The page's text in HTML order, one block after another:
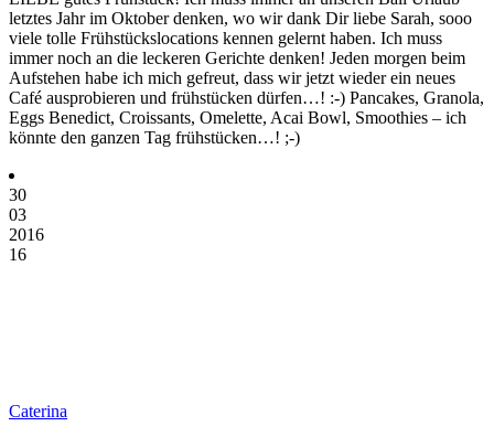
letztes Jahr im Oktober denken, wo wir dank Dir liebe Sarah, sooo
viele tolle Frühstückslocations kennen gelernt haben. Ich muss
immer noch an die leckeren Gerichte denken! Jeden morgen beim
Aufstehen habe ich mich gefreut, dass wir jetzt wieder ein neues
Café ausprobieren und frühstücken dürfen…! :-) Pancakes, Granola,
Eggs Benedict, Croissants, Omelette, Acai Bowl, Smoothies – ich
könnte den ganzen Tag frühstücken…! ;-)
30
03
2016
16
Caterina